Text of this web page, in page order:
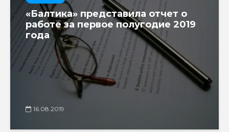
«Балтика» представила отчет о
работе за первое полугодие 2019
года
16.08.2019